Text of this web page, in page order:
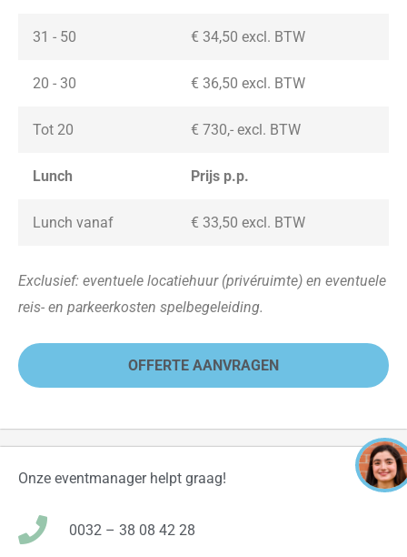
31 - 50 € 34,50 excl. BTW
20 - 30 € 36,50 excl. BTW
Tot 20 € 730,- excl. BTW
Lunch Prijs p.p.
Lunch vanaf € 33,50 excl. BTW
Exclusief: eventuele locatiehuur (privéruimte) en eventuele
reis- en parkeerkosten spelbegeleiding.
OFFERTE AANVRAGEN
Onze eventmanager helpt graag!
0032 – 38 08 42 28